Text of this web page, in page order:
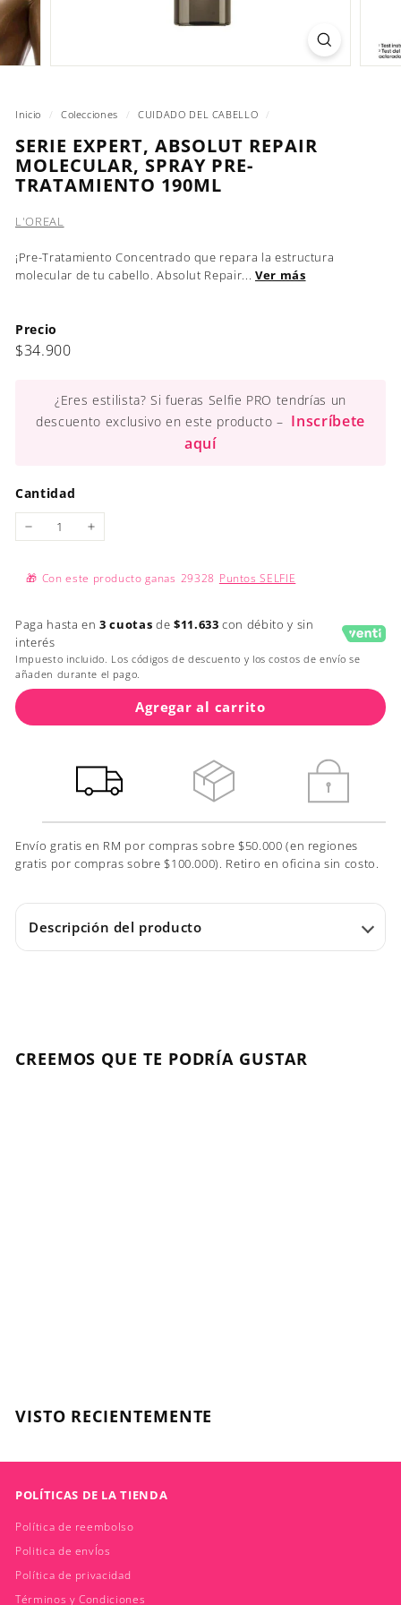
Inicio / Colecciones / CUIDADO DEL CABELLO /
SERIE EXPERT, ABSOLUT REPAIR
MOLECULAR, SPRAY PRE-
TRATAMIENTO 190ML
L'OREAL
¡Pre-Tratamiento Concentrado que repara la estructura
molecular de tu cabello. Absolut Repair... Ver más
Precio
Precio
$34.900$34.900
¿Eres estilista? Si fueras Selfie PRO tendrías un
descuento exclusivo en este producto – Inscríbete
aquí
Cantidad
+
🎁 Con este producto ganas 29328 Puntos SELFIE
Paga hasta en3 cuotas de $11.633 con débito y sin
interés
Impuesto incluido. Los códigos de descuento y los costos de envío se
añaden durante el pago.
Agregar al carrito
Envío gratis en RM por compras sobre $50.000 (en regiones
gratis por compras sobre $100.000). Retiro en oficina sin costo.
Descripción del producto
CREEMOS QUE TE PODRÍA GUSTAR
9
VISTO RECIENTEMENTE
POLÍTICAS DE LA TIENDA
Política de reembolso
Politica de envÍos
Política de privacidad
Términos y Condiciones